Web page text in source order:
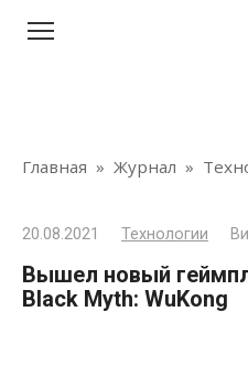
Главная » Журнал »
20.08.2021 Технологии
Вышел новый
Black Myth: WuKong